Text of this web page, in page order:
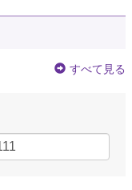
すべて見る